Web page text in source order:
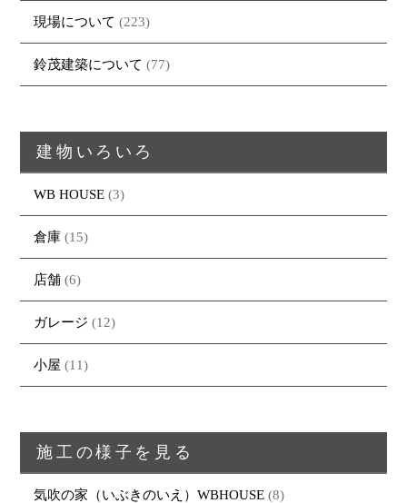
現場について (223)
鈴茂建築について (77)
建物いろいろ
WB HOUSE (3)
倉庫 (15)
店舗 (6)
ガレージ (12)
小屋 (11)
施工の様子を見る
気吹の家（いぶきのいえ）WBHOUSE (8)
トップページ
大工紹介
会社案内
・MARUTA